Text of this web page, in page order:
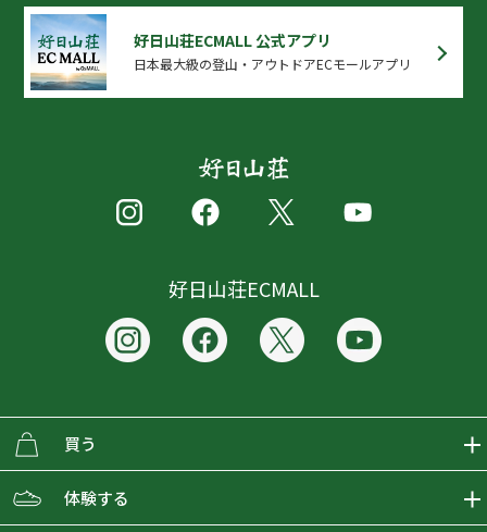
好日山荘ECMALL 公式アプリ
日本最大級の登山・アウトドアECモールアプリ
好日山荘ECMALL
買う
ECMALLの商品をさがす
体験する